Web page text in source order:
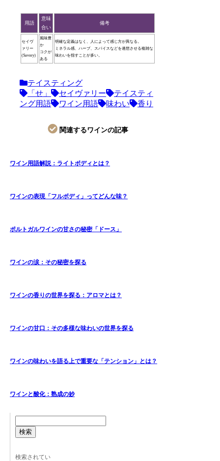
用語
意味
合い
備考
セイヴ
ァリー
(Savory)
風味豊
か
コクが
ある
明確な定義はなく、人によって感じ方が異なる。
ミネラル感、ハーブ、スパイスなどを連想させる複雑な
味わいを指すことが多い。
テイスティング
「せ」
セイヴァリー
テイスティ
ング用語
ワイン用語 味わい 香り
関連するワインの記事
ワイン用語解説：ライトボディとは？
ワインの表現「フルボディ」ってどんな味？
ポルトガルワインの甘さの秘密「ドース」
ワインの涙：その秘密を探る
ワインの香りの世界を探る：アロマとは？
ワインの甘口：その多様な味わいの世界を探る
ワインの味わいを語る上で重要な「テンション」とは？
ワインと酸化：熟成の妙
検索
検索されてい